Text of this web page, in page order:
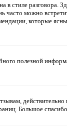
в стиле разговора.
часто можно
которые
полезной
действительно
Большое